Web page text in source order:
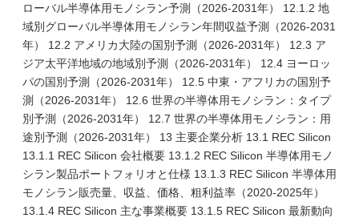
ローバル半導体用モノシラン予測（2026-2031年） 12.1.2 地
域別グローバル半導体用モノシラン年間収益予測（2026-2031
年） 12.2 アメリカ大陸の国別予測（2026-2031年） 12.3 ア
ジア太平洋地域の地域別予測（2026-2031年） 12.4 ヨーロッ
パの国別予測（2026-2031年） 12.5 中東・アフリカの国別予
測（2026-2031年） 12.6 世界の半導体用モノシラン：タイプ
別予測（2026-2031年） 12.7 世界の半導体用モノシラン：用
途別予測（2026-2031年） 13 主要企業分析 13.1 REC Silicon
13.1.1 REC Silicon 会社概要 13.1.2 REC Silicon 半導体用モノ
シラン製品ポートフォリオと仕様 13.1.3 REC Silicon 半導体用
モノシラン販売量、収益、価格、粗利益率（2020-2025年）
13.1.4 REC Silicon 主な事業概要 13.1.5 REC Silicon 最新動向